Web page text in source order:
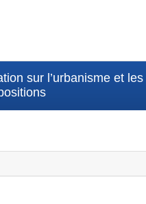
sur l’urbanisme et